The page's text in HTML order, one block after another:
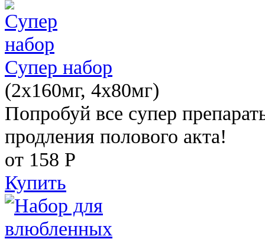
Супер набор
(2х160мг, 4х80мг)
Попробуй все супер
продления полового акта!
от 158 Р
Купить